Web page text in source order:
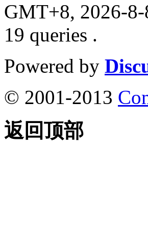
GMT+8, 2026-
19 queries .
Powered by
© 2001-2013
返回顶部